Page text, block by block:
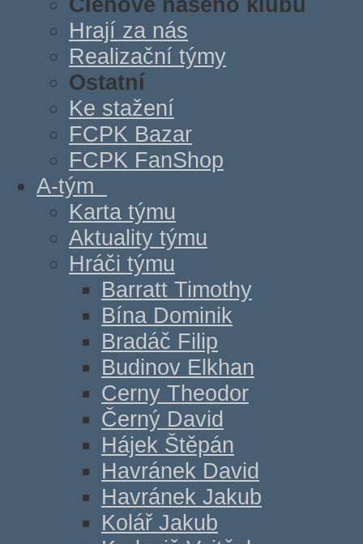
Hrají za nás
Realizační týmy
Ostatní
Ke stažení
FCPK Bazar
FCPK FanShop
A-tým
Karta týmu
Aktuality týmu
Hráči týmu
Barratt Timothy
Bína Dominik
Bradáč Filip
Budinov Elkhan
Cerny Theodor
Černý David
Hájek Štěpán
Havránek David
Havránek Jakub
Kolář Jakub